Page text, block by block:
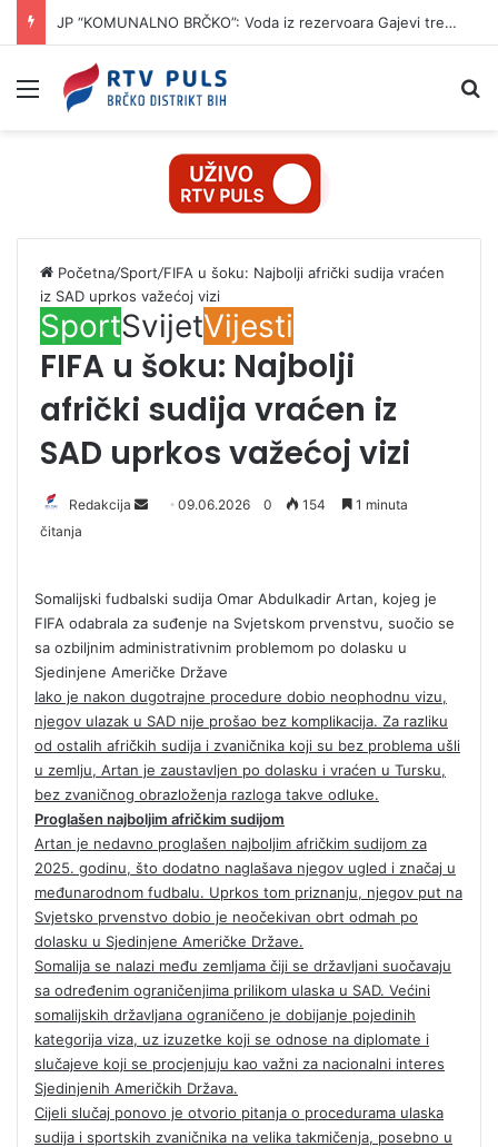
JP “KOMUNALNO BRČKO”: Voda iz rezervoara Gajevi trenutno nije za piće
Izbornik
Početna/Sport/FIFA u šoku: Najbolji afrički sudija vraćen
iz SAD uprkos važećoj vizi
SportSvijetVijesti
FIFA u šoku: Najbolji
afrički sudija vraćen iz
SAD uprkos važećoj vizi
Redakcija
a
e
m
a
i
l
09.06.2026 0 154
1 minuta
čitanja
Somalijski fudbalski sudija Omar Abdulkadir Artan, kojeg je
FIFA odabrala za suđenje na Svjetskom prvenstvu, suočio se
sa ozbiljnim administrativnim problemom po dolasku u
Sjedinjene Američke Države
Iako je nakon dugotrajne procedure dobio neophodnu vizu,
njegov ulazak u SAD nije prošao bez komplikacija. Za razliku
od ostalih afričkih sudija i zvaničnika koji su bez problema ušli
u zemlju, Artan je zaustavljen po dolasku i vraćen u Tursku,
bez zvaničnog obrazloženja razloga takve odluke.
Proglašen najboljim afričkim sudijom
Artan je nedavno proglašen najboljim afričkim sudijom za
2025. godinu, što dodatno naglašava njegov ugled i značaj u
međunarodnom fudbalu. Uprkos tom priznanju, njegov put na
Svjetsko prvenstvo dobio je neočekivan obrt odmah po
dolasku u Sjedinjene Američke Države.
Somalija se nalazi među zemljama čiji se državljani suočavaju
sa određenim ograničenjima prilikom ulaska u SAD. Većini
somalijskih državljana ograničeno je dobijanje pojedinih
kategorija viza, uz izuzetke koji se odnose na diplomate i
slučajeve koji se procjenjuju kao važni za nacionalni interes
Sjedinjenih Američkih Država.
Cijeli slučaj ponovo je otvorio pitanja o procedurama ulaska
sudija i sportskih zvaničnika na velika takmičenja, posebno u